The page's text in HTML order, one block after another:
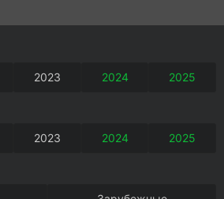
2023 2024 2025
2023 2024 2025